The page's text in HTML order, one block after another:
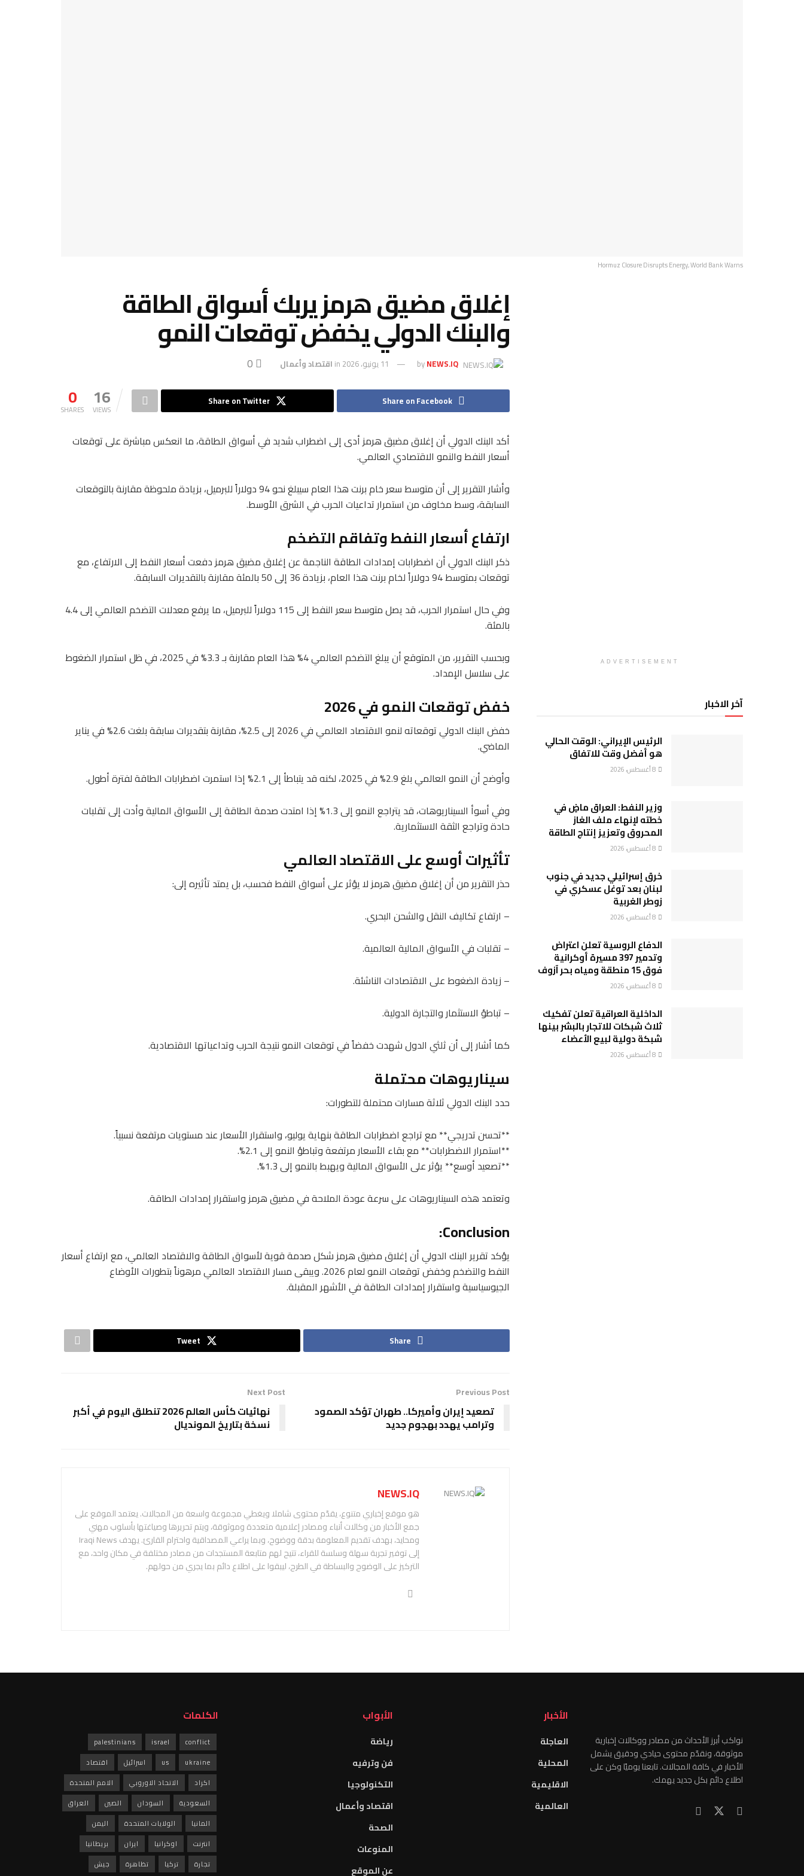
Hormuz Closure Disrupts Energy, World Bank Warns
إغلاق مضيق هرمز يربك أسواق الطاقة
والبنك الدولي يخفض توقعات النمو
byNEWS.IQ 11 يونيو، 2026 in اقتصاد وأعمال
0
SHARES 16
VIEWS
Share on Facebook
Share on Twitter
أكد البنك الدولي أن إغلاق مضيق هرمز أدى إلى اضطراب شديد في أسواق الطاقة، ما انعكس مباشرة على توقعات
أسعار النفط والنمو الاقتصادي العالمي.
وأشار التقرير إلى أن متوسط سعر خام برنت هذا العام سيبلغ نحو 94 دولاراً للبرميل، بزيادة ملحوظة مقارنة بالتوقعات
السابقة، وسط مخاوف من استمرار تداعيات الحرب في الشرق الأوسط.
ارتفاع أسعار النفط وتفاقم التضخم
ذكر البنك الدولي أن اضطرابات إمدادات الطاقة الناجمة عن إغلاق مضيق هرمز دفعت أسعار النفط إلى الارتفاع، مع
توقعات بمتوسط 94 دولاراً لخام برنت هذا العام، بزيادة 36 إلى 50 بالمئة مقارنة بالتقديرات السابقة.
وفي حال استمرار الحرب، قد يصل متوسط سعر النفط إلى 115 دولاراً للبرميل، ما يرفع معدلات التضخم العالمي إلى 4.4
بالمئة.
وبحسب التقرير، من المتوقع أن يبلغ التضخم العالمي 4% هذا العام مقارنة بـ 3.3% في 2025، في ظل استمرار الضغوط
على سلاسل الإمداد.
خفض توقعات النمو في 2026
خفض البنك الدولي توقعاته لنمو الاقتصاد العالمي في 2026 إلى 2.5%، مقارنة بتقديرات سابقة بلغت 2.6% في يناير
الماضي.
وأوضح أن النمو العالمي بلغ 2.9% في 2025، لكنه قد يتباطأ إلى 2.1% إذا استمرت اضطرابات الطاقة لفترة أطول.
وفي أسوأ السيناريوهات، قد يتراجع النمو إلى 1.3% إذا امتدت صدمة الطاقة إلى الأسواق المالية وأدت إلى تقلبات
حادة وتراجع الثقة الاستثمارية.
تأثيرات أوسع على الاقتصاد العالمي
حذر التقرير من أن إغلاق مضيق هرمز لا يؤثر على أسواق النفط فحسب، بل يمتد تأثيره إلى:
– ارتفاع تكاليف النقل والشحن البحري.
– تقلبات في الأسواق المالية العالمية.
– زيادة الضغوط على الاقتصادات الناشئة.
– تباطؤ الاستثمار والتجارة الدولية.
كما أشار إلى أن ثلثي الدول شهدت خفضاً في توقعات النمو نتيجة الحرب وتداعياتها الاقتصادية.
سيناريوهات محتملة
حدد البنك الدولي ثلاثة مسارات محتملة للتطورات:
**تحسن تدريجي** مع تراجع اضطرابات الطاقة بنهاية يوليو، واستقرار الأسعار عند مستويات مرتفعة نسبياً.
**استمرار الاضطرابات** مع بقاء الأسعار مرتفعة وتباطؤ النمو إلى 2.1%.
**تصعيد أوسع** يؤثر على الأسواق المالية ويهبط بالنمو إلى 1.3%.
وتعتمد هذه السيناريوهات على سرعة عودة الملاحة في مضيق هرمز واستقرار إمدادات الطاقة.
Conclusion:
يؤكد تقرير البنك الدولي أن إغلاق مضيق هرمز شكل صدمة قوية لأسواق الطاقة والاقتصاد العالمي، مع ارتفاع أسعار
النفط والتضخم وخفض توقعات النمو لعام 2026. ويبقى مسار الاقتصاد العالمي مرهوناً بتطورات الأوضاع
الجيوسياسية واستقرار إمدادات الطاقة في الأشهر المقبلة.
Share
Tweet
Previous Post
تصعيد إيران وأميركا.. طهران تؤكد الصمود
وترامب يهدد بهجوم جديد
Next Post
نهائيات كأس العالم 2026 تنطلق اليوم في أكبر
نسخة بتاريخ المونديال
NEWS.IQ
هو موقع إخباري متنوع، يقدّم محتوى شاملا ويغطي مجموعة واسعة من المجالات. يعتمد الموقع على
جمع الأخبار من وكالات أنباء ومصادر إعلامية متعددة وموثوقة، ويتم تحريرها وصياغتها بأسلوب مهني
ومحايد، بهدف تقديم المعلومة بدقة ووضوح، وبما يراعي المصداقية واحترام القارئ. يهدف Iraqi News
إلى توفير تجربة سهلة وسلسة للقراء، تتيح لهم متابعة المستجدات من مصادر مختلفة في مكان واحد، مع
التركيز على الوضوح والبساطة في الطرح، ليبقوا على اطلاع دائم بما يجري من حولهم.
ADVERTISEMENT
آخر الاخبار
الرئيس الإيراني: الوقت الحالي
هو أفضل وقت للاتفاق
وزير النفط: العراق ماضٍ في
خطته لإنهاء ملف الغاز
المحروق وتعزيز إنتاج الطاقة
خرق إسرائيلي جديد في جنوب
لبنان بعد توغل عسكري في
زوطر الغربية
الدفاع الروسية تعلن اعتراض
وتدمير 397 مسيرة أوكرانية
فوق 15 منطقة ومياه بحر آزوف
الداخلية العراقية تعلن تفكيك
ثلاث شبكات للاتجار بالبشر بينها
شبكة دولية لبيع الأعضاء
نواكب أبرز الأحداث من مصادر ووكالات إخبارية
موثوقة، ونقدّم محتوى حيادي ودقيق يشمل
الأخبار في كافة المجالات. تابعنا يوميًا وكن على
اطلاع دائم بكل جديد يهمك.
الأخبار
العاجلة
المحلية
الاقليمية
العالمية
الأبواب
رياضة
فن وترفيه
التكنولوجيا
اقتصاد وأعمال
الصحة
المنوعات
عن الموقع
الكلمات
conflict
israel
palestinians
ukraine
us اسرائيل
اقتصاد
اكراد
الاتحاد الاوروبي
الامم المتحدة
السعودية
السودان الصين
العراق
المانيا
الولايات المتحدة
اليمن
انترنت
اوكرانيا ايران
بريطانيا
تجارة
تركيا تظاهرة جيش